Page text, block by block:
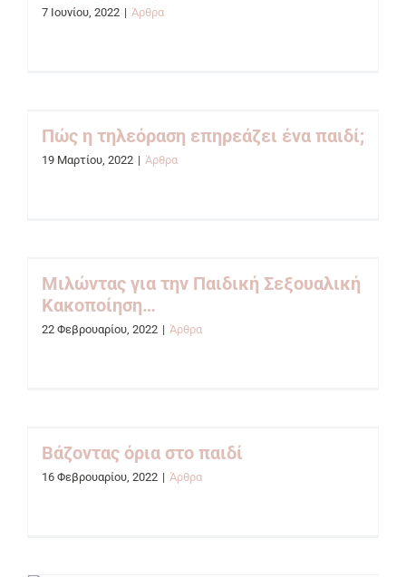
7 Ιουνίου, 2022 | Άρθρα
Πώς η τηλεόραση επηρεάζει ένα παιδί;
19 Μαρτίου, 2022 | Άρθρα
Μιλώντας για την Παιδική Σεξουαλική
Κακοποίηση…
22 Φεβρουαρίου, 2022 | Άρθρα
Βάζοντας όρια στο παιδί
16 Φεβρουαρίου, 2022 | Άρθρα